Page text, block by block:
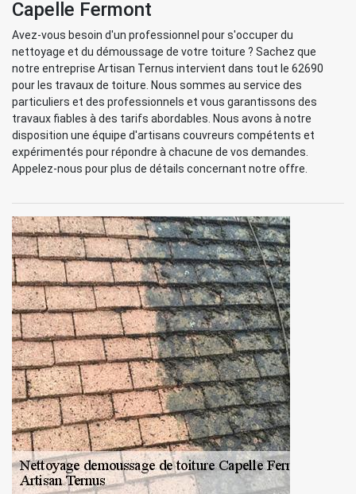
Capelle Fermont
Avez-vous besoin d'un professionnel pour s'occuper du
nettoyage et du démoussage de votre toiture ? Sachez que
notre entreprise Artisan Ternus intervient dans tout le 62690
pour les travaux de toiture. Nous sommes au service des
particuliers et des professionnels et vous garantissons des
travaux fiables à des tarifs abordables. Nous avons à notre
disposition une équipe d'artisans couvreurs compétents et
expérimentés pour répondre à chacune de vos demandes.
Appelez-nous pour plus de détails concernant notre offre.